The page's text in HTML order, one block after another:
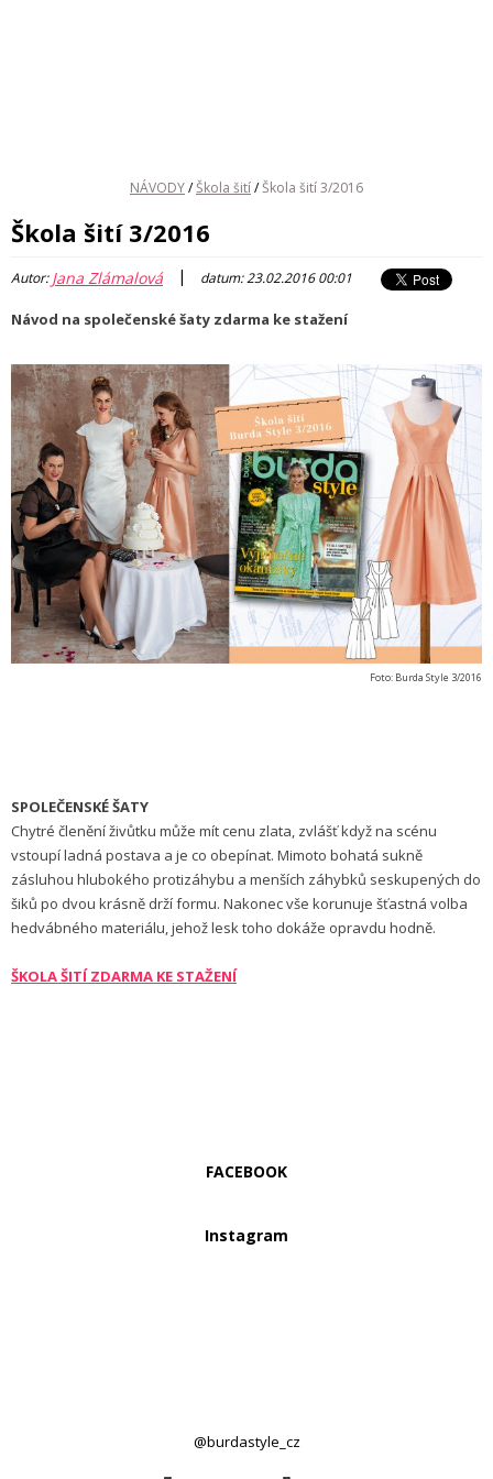
NÁVODY/Škola šití/Škola šití 3/2016
Škola šití 3/2016
Autor:Jana Zlámalová | datum: 23.02.2016 00:01
Návod na společenské šaty zdarma ke stažení
Foto: Burda Style 3/2016
SPOLEČENSKÉ ŠATY
Chytré členění živůtku může mít cenu zlata, zvlášť když na scénu
vstoupí ladná postava a je co obepínat. Mimoto bohatá sukně
zásluhou hlubokého protizáhybu a menších záhybků seskupených do
šiků po dvou krásně drží formu. Nakonec vše korunuje šťastná volba
hedvábného materiálu, jehož lesk toho dokáže opravdu hodně.
ŠKOLA ŠITÍ ZDARMA KE STAŽENÍ
FACEBOOK
Instagram
@burdastyle_cz